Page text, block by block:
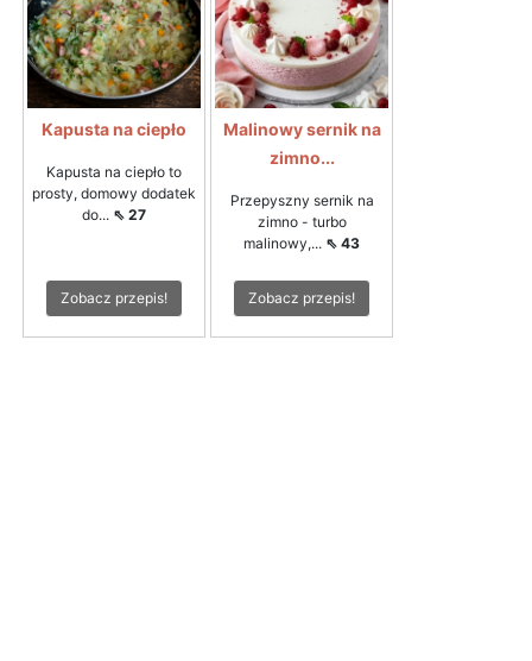
Kapusta na ciepło
Kapusta na ciepło to
prosty, domowy dodatek
do... ⇖ 27
Zobacz przepis!
Malinowy sernik na
zimno...
Przepyszny sernik na
zimno - turbo
malinowy,... ⇖ 43
Zobacz przepis!